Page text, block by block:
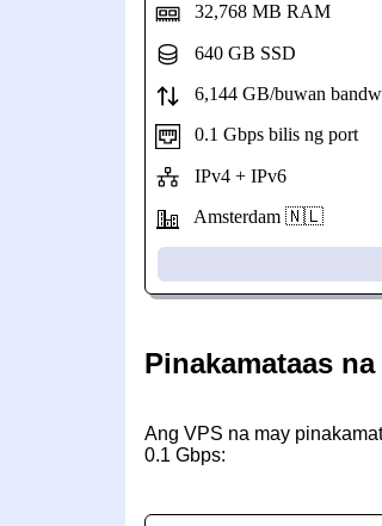
32,768 MB RAM
640 GB SSD
6,144 GB/buwan
0.1 Gbps bilis ng port
IPv4 + IPv6
Amsterdam 🇳🇱
Pinakamataas
Ang VPS na may
0.1 Gbps: